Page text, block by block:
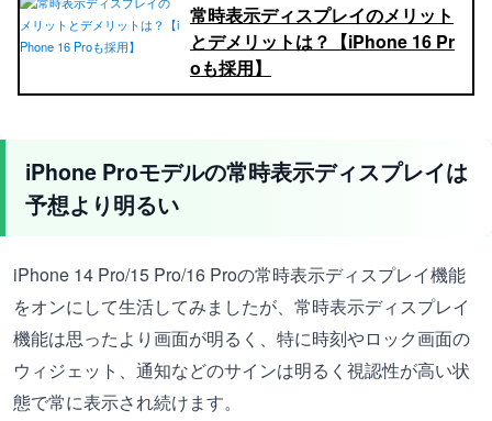
常時表示ディスプレイのメリット
とデメリットは？【iPhone 16 Pr
oも採用】
iPhone Proモデルの常時表示ディスプレイは
予想より明るい
iPhone 14 Pro/15 Pro/16 Proの常時表示ディスプレイ機能
をオンにして生活してみましたが、常時表示ディスプレイ
機能は思ったより画面が明るく、特に時刻やロック画面の
ウィジェット、通知などのサインは明るく視認性が高い状
態で常に表示され続けます。